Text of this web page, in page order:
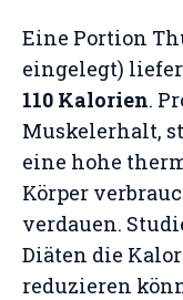
Eine Portion
eingelegt)
110 Kalorien.
Muskelerhalt,
eine hohe
Körper
verdauen.
Diäten die
reduzieren